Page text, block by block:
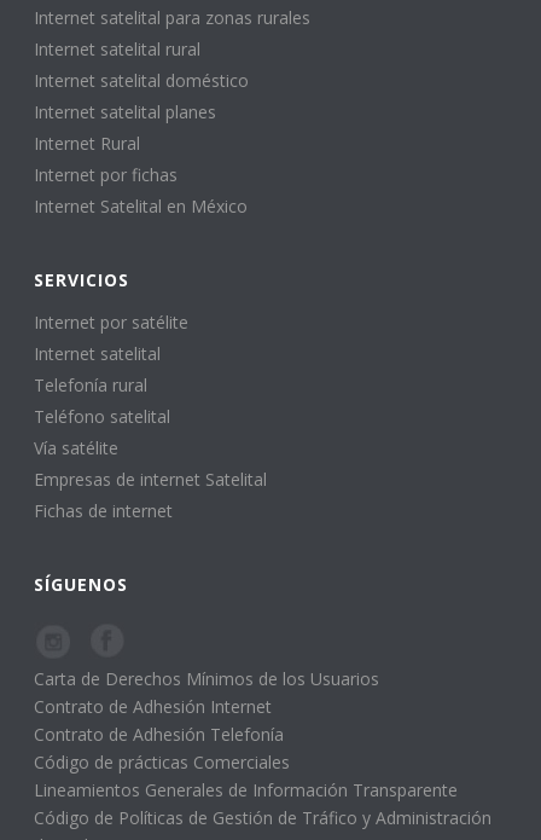
Internet satelital para zonas rurales
Internet satelital rural
Internet satelital doméstico
Internet satelital planes
Internet Rural
Internet por fichas
Internet Satelital en México
SERVICIOS
Internet por satélite
Internet satelital
Telefonía rural
Teléfono satelital
Vía satélite
Empresas de internet Satelital
Fichas de internet
SÍGUENOS
Carta de Derechos Mínimos de los Usuarios
Contrato de Adhesión Internet
Contrato de Adhesión Telefonía
Código de prácticas Comerciales
Lineamientos Generales de Información Transparente
Código de Políticas de Gestión de Tráfico y Administración